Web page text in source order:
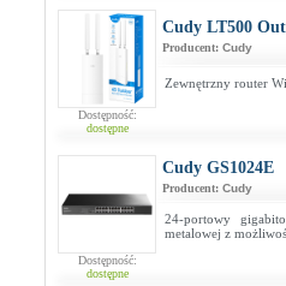
Dostępność:
dostępne
Cudy LT500
Producent: Cudy
Zewnętrzny router
Dostępność:
dostępne
Cudy GS1024E
Producent: Cudy
24-portowy
metalowej z